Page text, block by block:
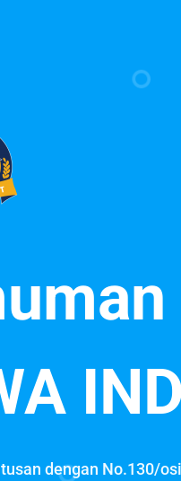
dengan No.130/